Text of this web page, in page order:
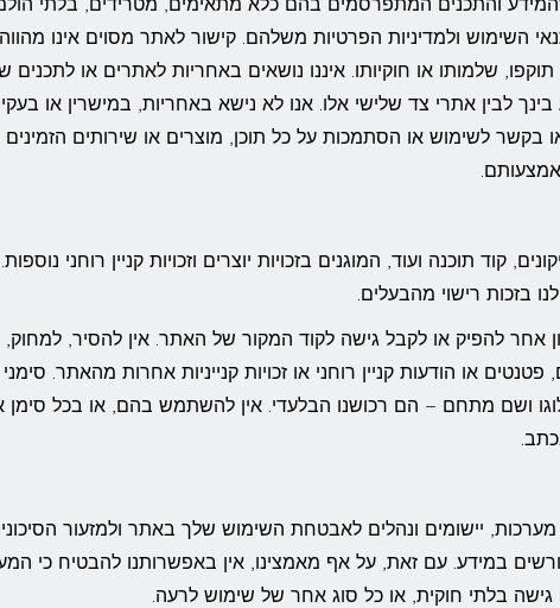
השימוש ולמדיניות הפרטיות משלהם. קישור לאתר מסוים אינו מהווה
שלמותו או חוקיותו. איננו נושאים באחריות לאתרים או לתכנים
לבין אתרי צד שלישי אלו. אנו לא נישא באחריות, במישרין או
בקשר לשימוש או הסתמכות על כל תוכן, מוצרים או שירותים הזמינים
קוד תוכנה ועוד, המוגנים בזכויות יוצרים וזכויות קניין רוחני
בזכות רישוי מהבעלים.
אחר להפיק או לקבל גישה לקוד המקור של האתר. אין להסיר, למחוק,
או הודעות קניין רוחני או זכויות קנייניות אחרות מהאתר. סימני
ושם מתחם – הם רכושנו הבלעדי. אין להשתמש בהם, או בכל סימן
יישומים ונהלים לאבטחת השימוש שלך באתר ולמזעור
במידע. עם זאת, על אף מאמצינו, אין באפשרותנו להבטיח כי
גישה בלתי חוקית, או כל סוג אחר של שימוש לרעה.